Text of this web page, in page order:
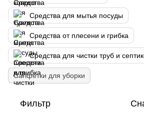
Средства для мытья посуды
Средства от плесени и грибка
Средства для чистки труб и
Салфетки для уборки
Фильтр